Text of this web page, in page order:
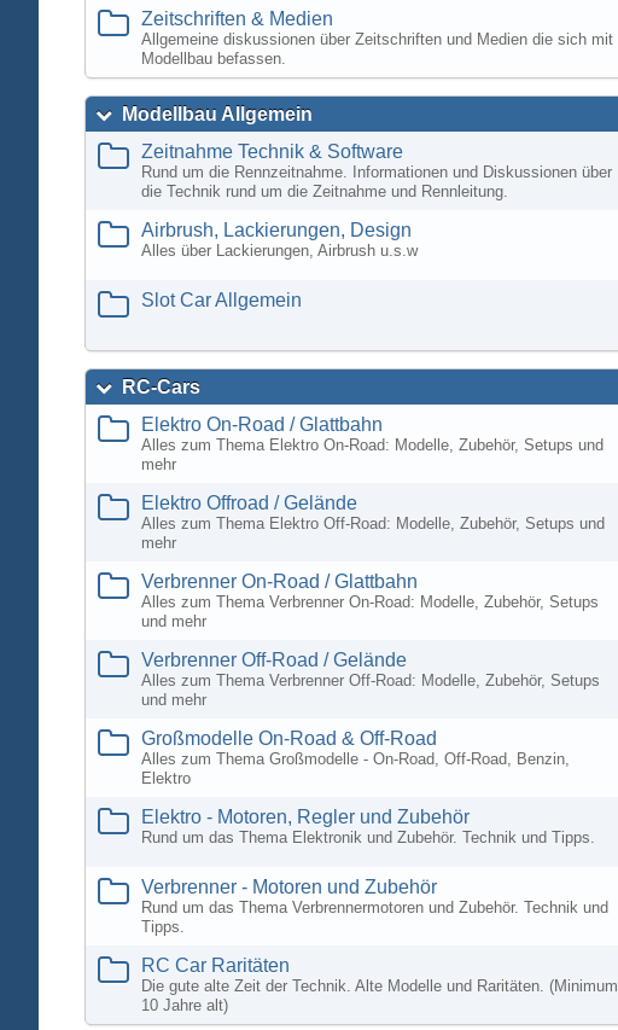
Zeitschriften & Medien
Allgemeine diskussionen über Zeitschriften und Medien die sich mit
Modellbau befassen.
Modellbau Allgemein
Zeitnahme Technik & Software
Rund um die Rennzeitnahme. Informationen und Diskussionen über
die Technik rund um die Zeitnahme und Rennleitung.
Airbrush, Lackierungen, Design
Alles über Lackierungen, Airbrush u.s.w
Slot Car Allgemein
RC-Cars
Elektro On-Road / Glattbahn
Alles zum Thema Elektro On-Road: Modelle, Zubehör, Setups und
mehr
Elektro Offroad / Gelände
Alles zum Thema Elektro Off-Road: Modelle, Zubehör, Setups und
mehr
Verbrenner On-Road / Glattbahn
Alles zum Thema Verbrenner On-Road: Modelle, Zubehör, Setups
und mehr
Verbrenner Off-Road / Gelände
Alles zum Thema Verbrenner Off-Road: Modelle, Zubehör, Setups
und mehr
Großmodelle On-Road & Off-Road
Alles zum Thema Großmodelle - On-Road, Off-Road, Benzin,
Elektro
Elektro - Motoren, Regler und Zubehör
Rund um das Thema Elektronik und Zubehör. Technik und Tipps.
Verbrenner - Motoren und Zubehör
Rund um das Thema Verbrennermotoren und Zubehör. Technik und
Tipps.
RC Car Raritäten
Die gute alte Zeit der Technik. Alte Modelle und Raritäten. (Minimum
10 Jahre alt)